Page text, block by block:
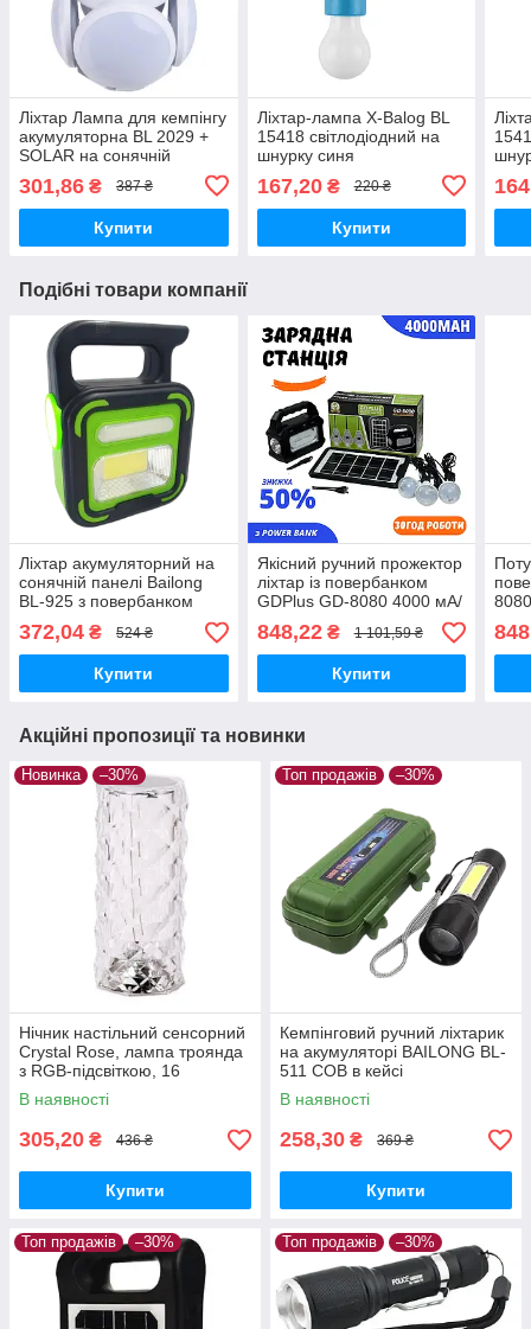
Ліхтар Лампа для кемпінгу
акумуляторна BL 2029 +
SOLAR на сонячній
301,86 ₴ 387 ₴
Купити
Ліхтар-лампа X-Balog BL
15418 світлодіодний на
шнурку синя
167,20₴ 220 ₴
Купити
164
Подібні товари компанії
Ліхтар акумуляторний на
сонячній панелі Bailong
BL-925 з повербанком
зелений
372,04 ₴ 524 ₴
Купити
Якісний ручний прожектор
ліхтар із повербанком
GDPlus GD-8080 4000 мА/
год із сонячною панеллю/
ліхтарем/лампою
848,22₴ 1 101,59 ₴
Купити
Акційні пропозиції та новинки
Новинка –30%
Нічник настільний сенсорний
Crystal Rose, лампа троянда
з RGB-підсвіткою, 16
кольорів, акумуляторна з
пультом ДК
В наявності
305,20 ₴ 436 ₴
Купити
Топ продажів –30%
Кемпінговий ручний ліхтарик
на акумуляторі BAILONG BL-
511 COB в кейсі
В наявності
258,30 ₴ 369 ₴
Купити
Топ продажів –30% Топ продажів –30%